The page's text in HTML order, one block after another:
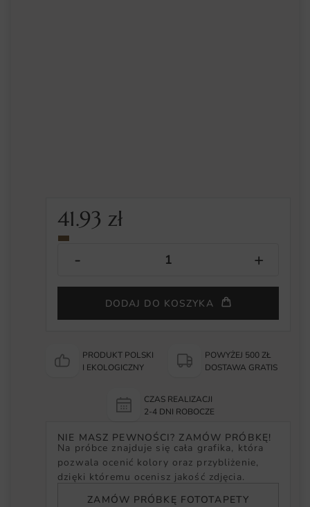
41.93zł
DODAJ DO KOSZYKA
PRODUKT POLSKI
I EKOLOGICZNY
POWYŻEJ 500 ZŁ
DOSTAWA GRATIS
CZAS REALIZACJI
2-4 DNI ROBOCZE
NIE MASZ PEWNOŚCI? ZAMÓW PRÓBKĘ!
Na próbce znajduje się cała grafika, która
pozwala ocenić kolory oraz przybliżenie,
dzięki któremu ocenisz jakość zdjęcia.
ZAMÓW PRÓBKĘ FOTOTAPETY